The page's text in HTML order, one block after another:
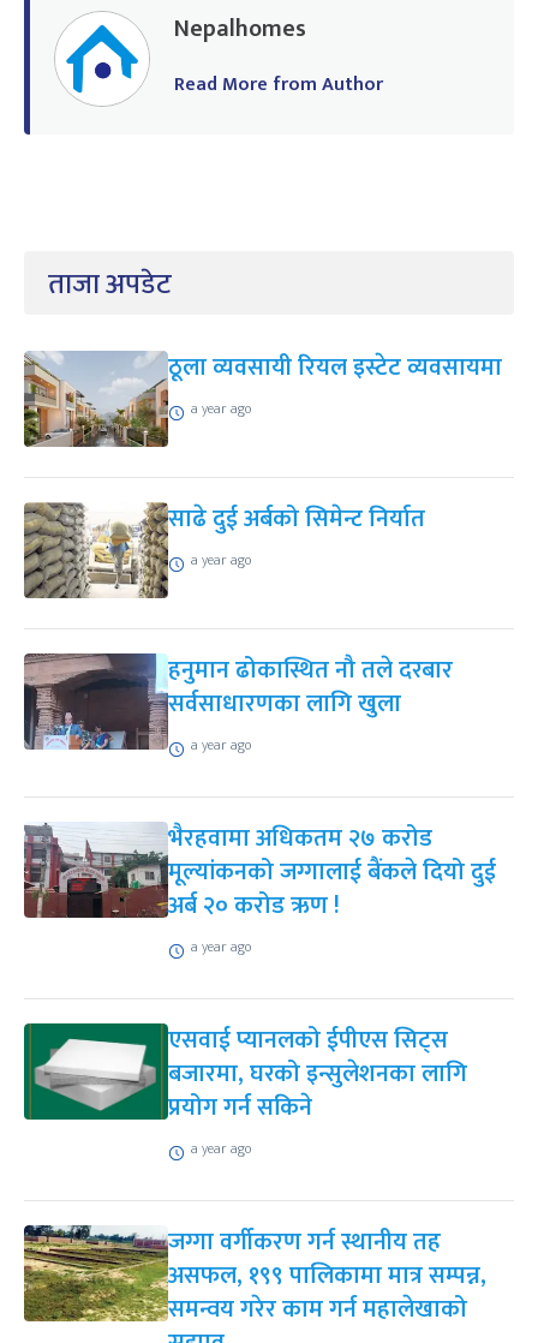
Nepalhomes
Read More from Author
ताजा अपडेट
ठूला व्यवसायी रियल इस्टेट व्यवसायमा
a year ago
साढे दुई अर्बको सिमेन्ट निर्यात
a year ago
हनुमान ढोकास्थित नौ तले दरबार
सर्वसाधारणका लागि खुला
a year ago
भैरहवामा अधिकतम २७ करोड
मूल्यांकनको जग्गालाई बैंकले दियो दुई
अर्ब २० करोड ऋण !
a year ago
एसवाई प्यानलको ईपीएस सिट्स
बजारमा, घरको इन्सुलेशनका लागि
प्रयोग गर्न सकिने
a year ago
जग्गा वर्गीकरण गर्न स्थानीय तह
असफल, १९९ पालिकामा मात्र सम्पन्न,
समन्वय गरेर काम गर्न महालेखाको